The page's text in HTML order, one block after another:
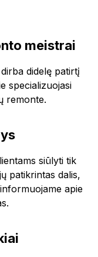
meistrai
didelę patirtį
specializuojasi
remonte.
siūlyti tik
patikrintas dalis,
apie